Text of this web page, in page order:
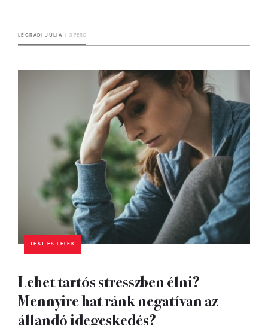
LÉGRÁDI JÚLIA 3 PERC
TEST ÉS LÉLEK
Lehet tartós stresszben élni?
Mennyire hat ránk negatívan az
állandó idegeskedés?